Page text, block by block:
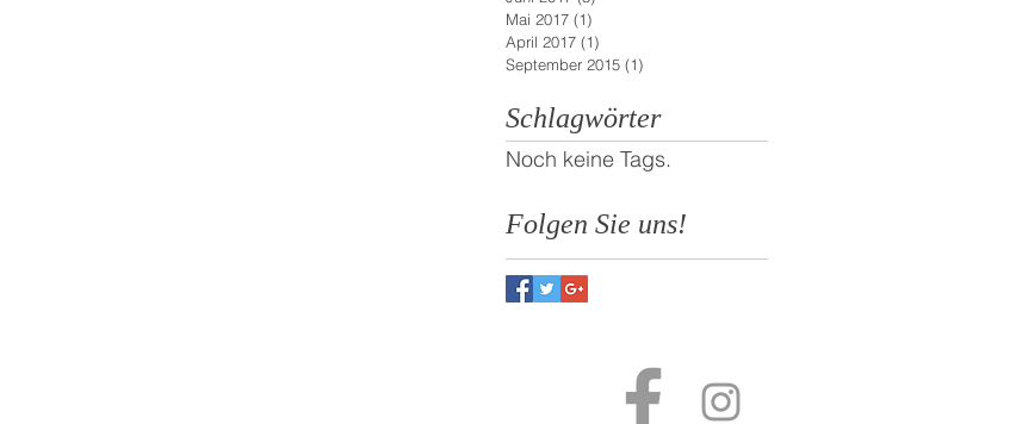
Mai 2017 (1)
April 2017 (1)
September 2015 (1)
Schlagwörter
Noch keine Tags.
Folgen Sie uns!